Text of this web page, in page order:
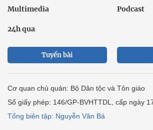
Multimedia Podcast
24h qua
Tuyến bài
Cơ quan chủ quản: Bộ Dân tộc và Tôn giáo
Số giấy phép: 146/GP-BVHTTDL, cấp ngày
Tổng biên tập: Nguyễn Văn Bá